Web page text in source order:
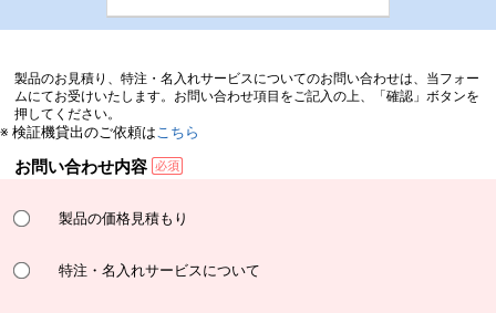
製品のお見積り、特注・名入れサービスについてのお問い合わせは、当フォー
ムにてお受けいたします。お問い合わせ項目をご記入の上、「確認」ボタンを
押してください。
※ 検証機貸出のご依頼は こちら
お問い合わせ内容
製品の価格見積もり
特注・名入れサービスについて